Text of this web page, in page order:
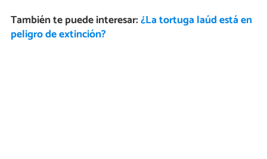
También te puede interesar:¿La tortuga laúd está en
peligro de extinción?